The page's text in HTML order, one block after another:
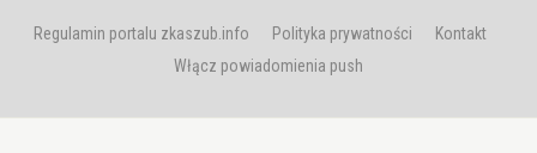
Regulamin portalu zkaszub.info Polityka prywatności
Kontakt
Włącz powiadomienia push